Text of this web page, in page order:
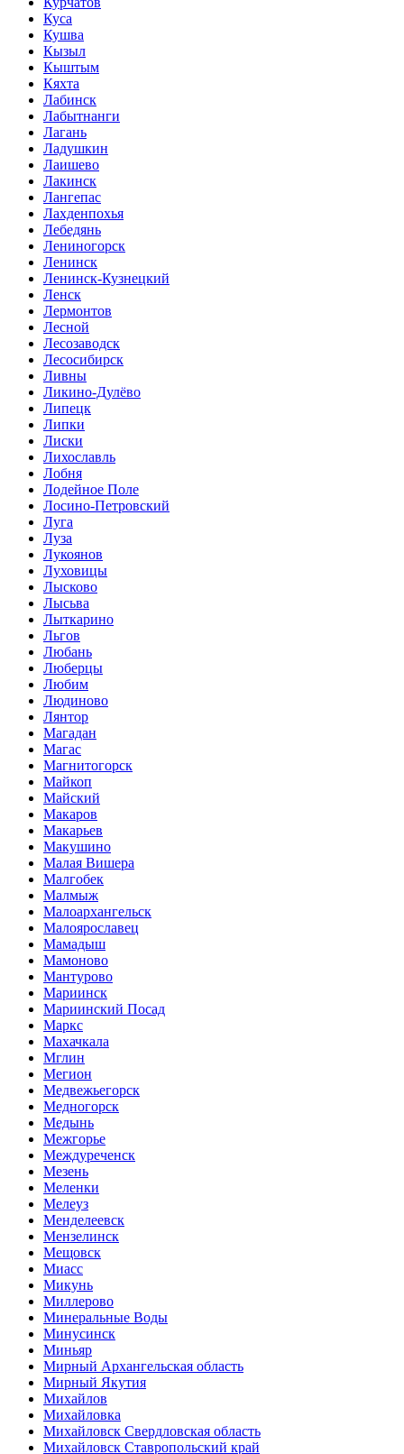
Куса
Кушва
Кызыл
Кыштым
Кяхта
Лабинск
Лабытнанги
Лагань
Ладушкин
Лаишево
Лакинск
Лангепас
Лахденпохья
Лебедянь
Лениногорск
Ленинск
Ленинск-Кузнецкий
Ленск
Лермонтов
Лесной
Лесозаводск
Лесосибирск
Ливны
Ликино-Дулёво
Липецк
Липки
Лиски
Лихославль
Лобня
Лодейное Поле
Лосино-Петровский
Луга
Луза
Лукоянов
Луховицы
Лысково
Лысьва
Лыткарино
Льгов
Любань
Люберцы
Любим
Людиново
Лянтор
Магадан
Магас
Магнитогорск
Майкоп
Майский
Макаров
Макарьев
Макушино
Малая Вишера
Малгобек
Малмыж
Малоархангельск
Малоярославец
Мамадыш
Мамоново
Мантурово
Мариинск
Мариинский Посад
Маркс
Махачкала
Мглин
Мегион
Медвежьегорск
Медногорск
Медынь
Межгорье
Междуреченск
Мезень
Меленки
Мелеуз
Менделеевск
Мензелинск
Мещовск
Миасс
Микунь
Миллерово
Минеральные Воды
Минусинск
Миньяр
Мирный Архангельская область
Мирный Якутия
Михайлов
Михайловка
Михайловск Свердловская область
Михайловск Ставропольский край